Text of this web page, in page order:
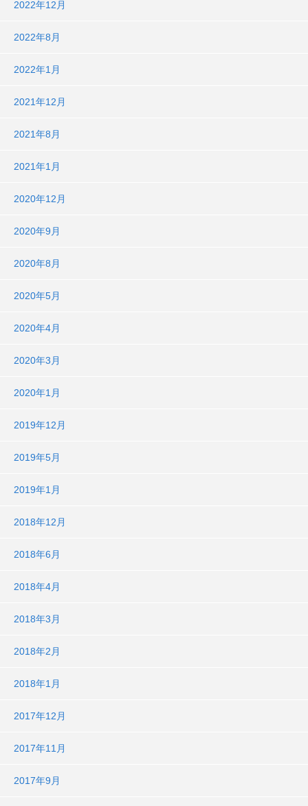
2022年12月
2022年8月
2022年1月
2021年12月
2021年8月
2021年1月
2020年12月
2020年9月
2020年8月
2020年5月
2020年4月
2020年3月
2020年1月
2019年12月
2019年5月
2019年1月
2018年12月
2018年6月
2018年4月
2018年3月
2018年2月
2018年1月
2017年12月
2017年11月
2017年9月